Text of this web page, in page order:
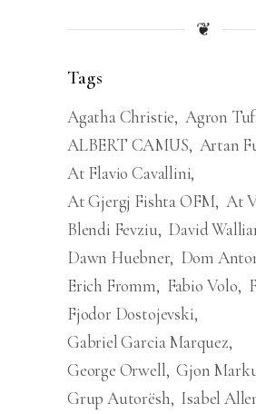
❦
Tags
Agatha Christie Agron
ALBERT CAMUS Artan
At Flavio Cavallini
At Gjergj Fishta OFM At
Blendi Fevziu David
Dawn Huebner Dom
Erich Fromm
Fabio Volo
Fjodor Dostojevski
Gabriel Garcia Marquez
George Orwell Gjon
Grup Autorësh Isabel